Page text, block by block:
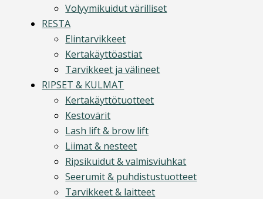
Volyymikuidut värilliset
RESTA
Elintarvikkeet
Kertakäyttöastiat
Tarvikkeet ja välineet
RIPSET & KULMAT
Kertakäyttötuotteet
Kestovärit
Lash lift & brow lift
Liimat & nesteet
Ripsikuidut & valmisviuhkat
Seerumit & puhdistustuotteet
Tarvikkeet & laitteet